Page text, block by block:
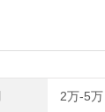
2万-5万